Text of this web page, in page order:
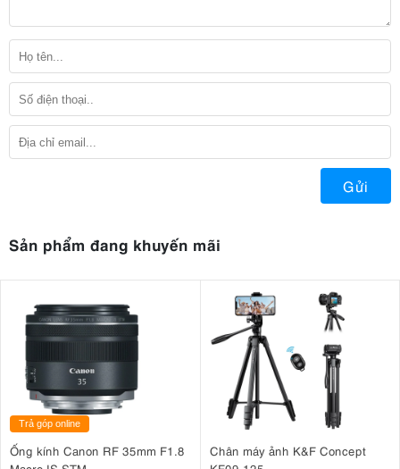
Gửi
Sản phẩm đang khuyến mãi
Trả góp online
Ống kính Canon RF 35mm F1.8
Chân máy ảnh K&F Concept